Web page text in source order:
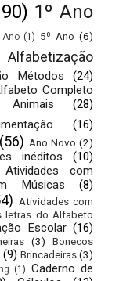
1º Ano
Ano (1) 5º Ano (6)
Alfabetização
Métodos
(24)
Completo
(28)
(16)
(56) Ano Novo (2)
inéditos
(10)
Atividades com
Músicas (8)
Atividades com
letras do Alfabeto
Escolar (16)
(3)
Bonecos
(9) Brincadeiras(3)
(1) Caderno de